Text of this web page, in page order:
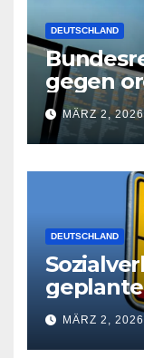
DEUTSCHLAND
gegen
MÄRZ 2, 2026
DEUTSCHLAND
derMÄRZ 2, 2026